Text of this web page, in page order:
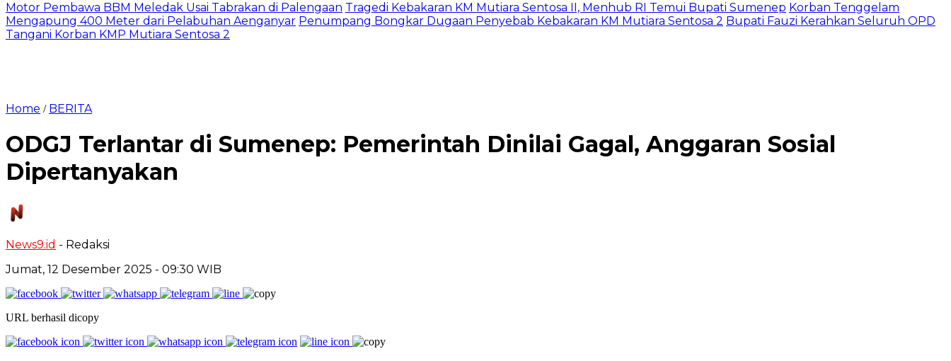
Motor Pembawa BBM Meledak Usai Tabrakan di Palengaan Tragedi Kebakaran KM Mutiara Sentosa II, Menhub RI Temui Bupati Sumenep Korban Tenggelam
Mengapung 400 Meter dari Pelabuhan Aenganyar Penumpang Bongkar Dugaan Penyebab Kebakaran KM Mutiara Sentosa 2 Bupati Fauzi Kerahkan Seluruh OPD
Tangani Korban KMP Mutiara Sentosa 2
Home / BERITA
ODGJ Terlantar di Sumenep: Pemerintah Dinilai Gagal, Anggaran Sosial
Dipertanyakan
News9.id - Redaksi
Jumat, 12 Desember 2025 - 09:30 WIB
URL berhasil dicopy